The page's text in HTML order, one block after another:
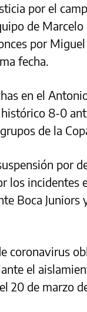
por el
de
por Miguel
fecha.
en el
histórico 8-0
de la
por
los incidentes
Boca
coronavirus
el
20 de marzo